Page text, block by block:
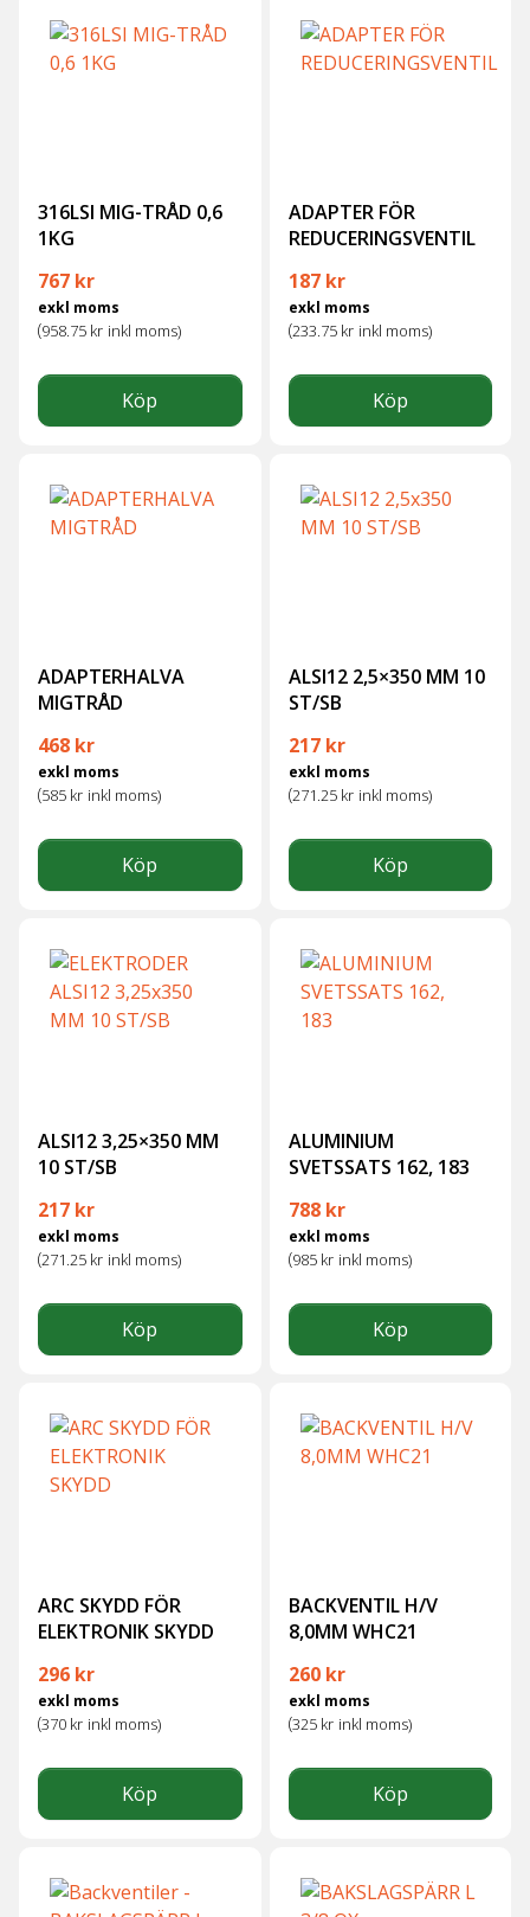
316LSI MIG-TRÅD 0,6
1KG
767 kr
exkl moms
(958.75 kr inkl moms)
Köp
ADAPTER FÖR
REDUCERINGSVENTIL
187 kr
exkl moms
(233.75 kr inkl moms)
Köp
ADAPTERHALVA
MIGTRÅD
468 kr
exkl moms
(585 kr inkl moms)
Köp
ALSI12 2,5×350 MM 10
ST/SB
217 kr
exkl moms
(271.25 kr inkl moms)
Köp
ALSI12 3,25×350 MM
10 ST/SB
217 kr
exkl moms
(271.25 kr inkl moms)
Köp
ALUMINIUM
SVETSSATS 162, 183
788 kr
exkl moms
(985 kr inkl moms)
Köp
ARC SKYDD FÖR
ELEKTRONIK SKYDD
296 kr
exkl moms
(370 kr inkl moms)
Köp
BACKVENTIL H/V
8,0MM WHC21
260 kr
exkl moms
(325 kr inkl moms)
Köp